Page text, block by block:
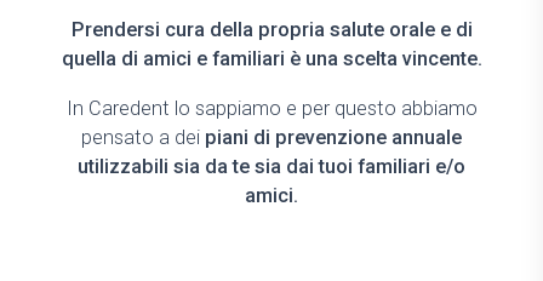
Prendersi cura della propria salute orale e di
quella di amici e familiari è una scelta vincente.
In Caredent lo sappiamo e per questo abbiamo
pensato a dei piani di prevenzione annuale
utilizzabili sia da te sia dai tuoi familiari e/o
amici.